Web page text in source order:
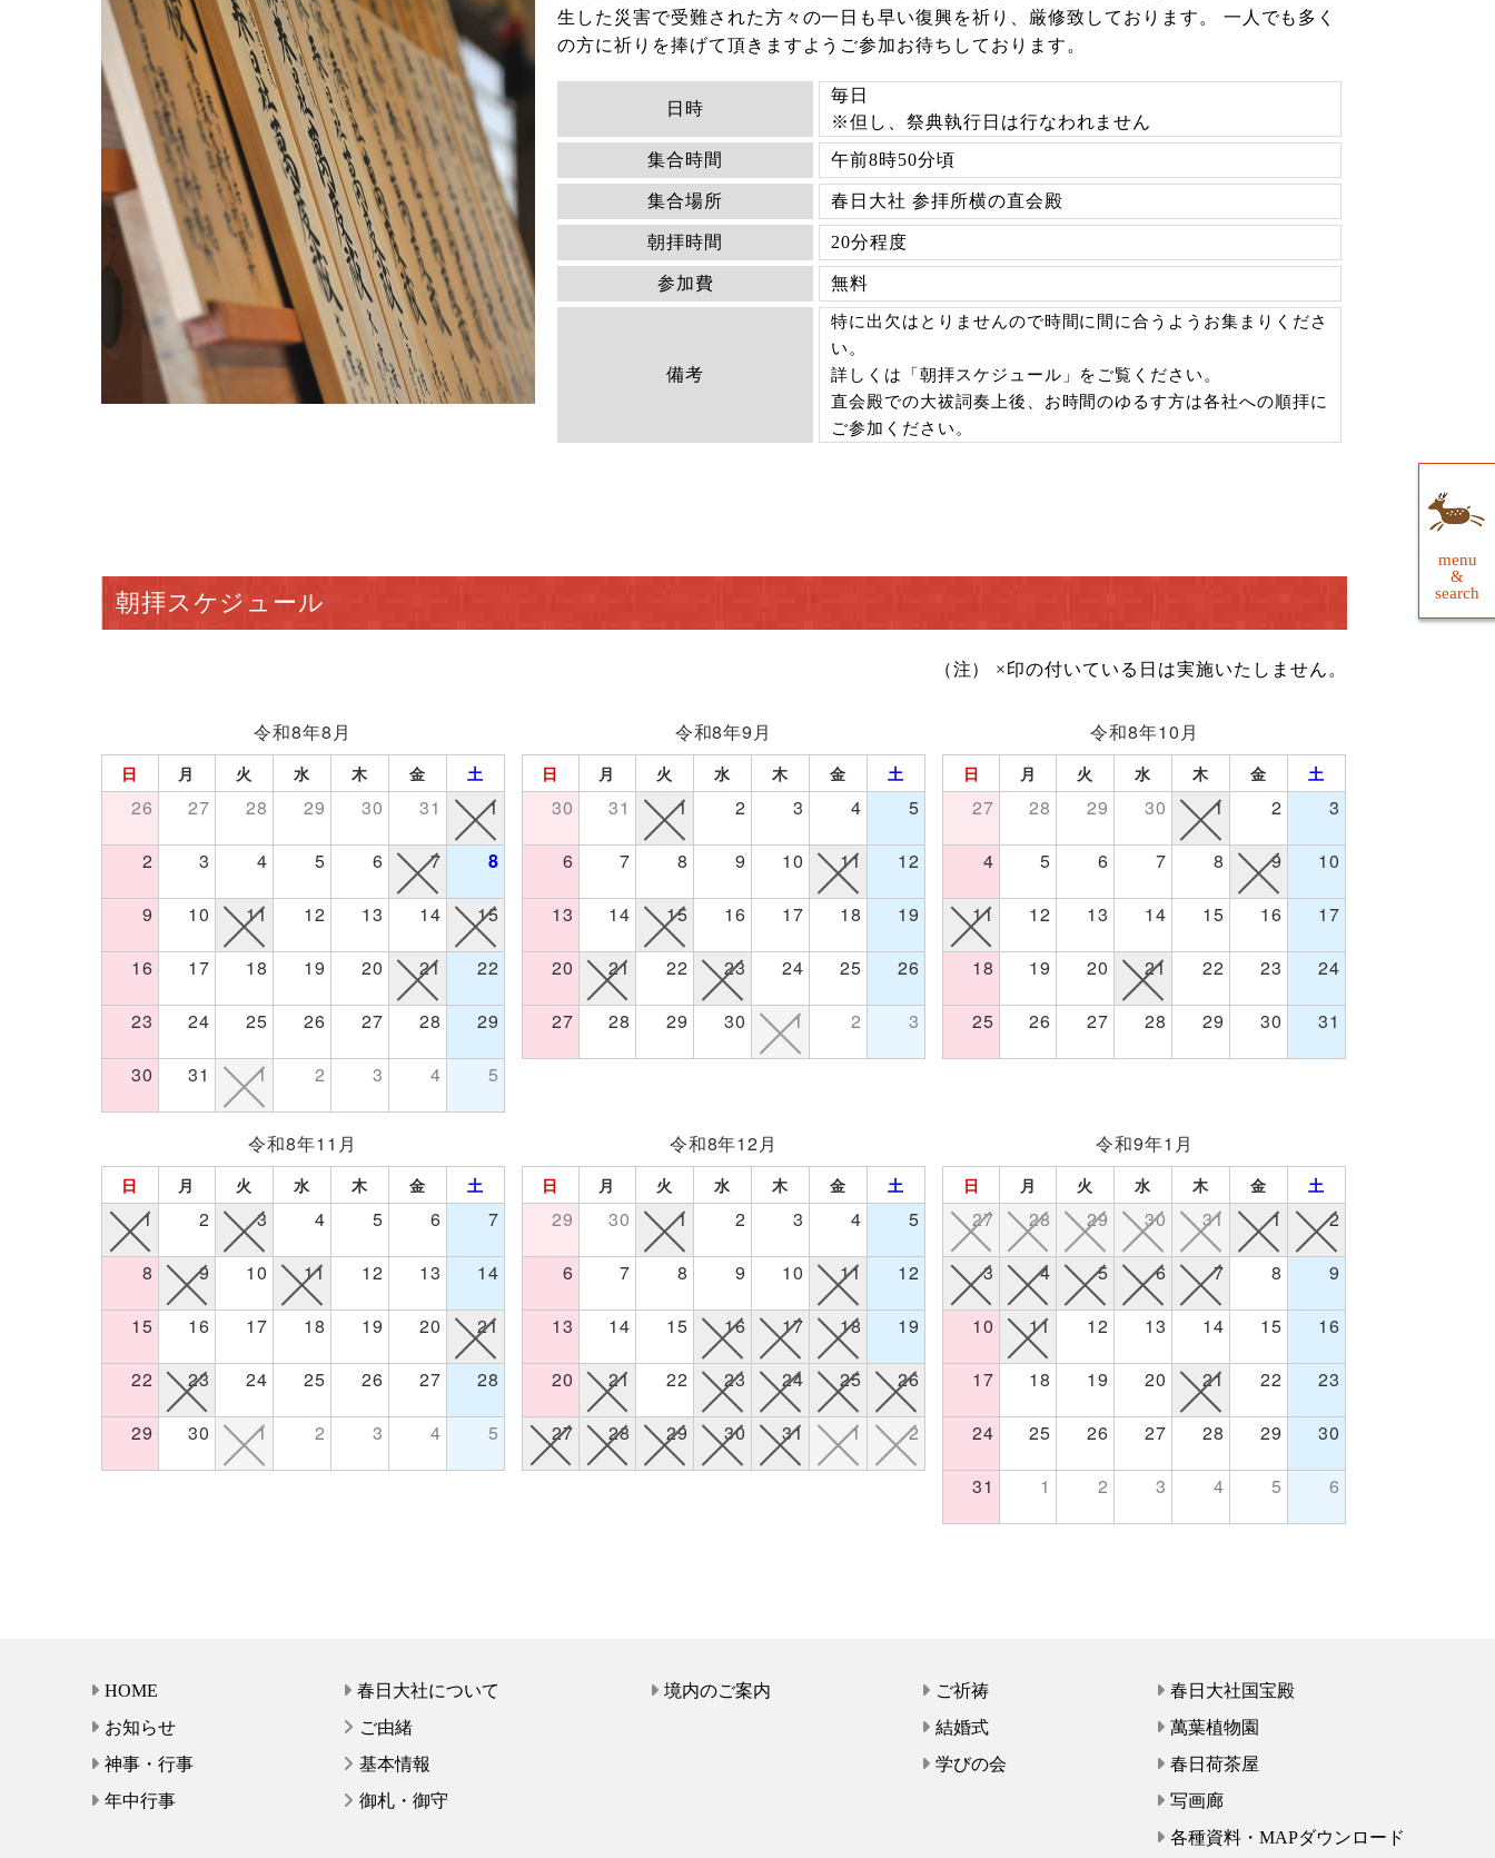
menu
&
search
生した災害で受難された方々の一日も早い復興を祈り、厳修致しております。 一人でも多く
の方に祈りを捧げて頂きますようご参加お待ちしております。
日時
毎日
※但し、祭典執行日は行なわれません
集合時間
午前8時50分頃
集合場所 春日大社 参拝所横の直会殿
朝拝時間 20分程度
参加費 無料
備考
特に出欠はとりませんので時間に間に合うようお集まりくださ
い。
詳しくは「朝拝スケジュール」をご覧ください。
直会殿での大祓詞奏上後、お時間のゆるす方は各社への順拝に
ご参加ください。
朝拝スケジュール
（注） ×印の付いている日は実施いたしません 。
令和8年8月
日 月 火 水 木 金 土
26 27 28 29 30 31 1
2 3 4 5 6 7 8
9 10 11 12 13 14 15
16 17 18 19 20 21 22
23 24 25 26 27 28 29
30 31 1 2 3 4 5
令和8年9月
日 月 火 水 木 金 土
30 31 1 2 3 4 5
6 7 8 9 10 11 12
13 14 15 16 17 18 19
20 21 22 23 24 25 26
27 28 29 30 1 2 3
令和8年10月
日 月 火 水 木 金 土
27 28 29 30 1 2 3
4 5 6 7 8 9 10
11 12 13 14 15 16 17
18 19 20 21 22 23 24
25 26 27 28 29 30 31
令和8年11月
日 月 火 水 木 金 土
1 2 3 4 5 6 7
8 9 10 11 12 13 14
15 16 17 18 19 20 21
22 23 24 25 26 27 28
29 30 1 2 3 4 5
令和8年12月
日 月 火 水 木 金 土
29 30 1 2 3 4 5
6 7 8 9 10 11 12
13 14 15 16 17 18 19
20 21 22 23 24 25 26
27 28 29 30 31 1 2
令和9年1月
日 月 火 水 木 金 土
27 28 29 30 31 1 2
3 4 5 6 7 8 9
10 11 12 13 14 15 16
17 18 19 20 21 22 23
24 25 26 27 28 29 30
31 1 2 3 4 5 6
HOME
お知らせ
神事・行事
年中行事
春日大社について
ご由緒
基本情報
御札・御守
境内のご案内
ご祈祷
結婚式
学びの会
春日大社国宝殿
萬葉植物園
春日荷茶屋
写画廊
各種資料・MAPダウンロード